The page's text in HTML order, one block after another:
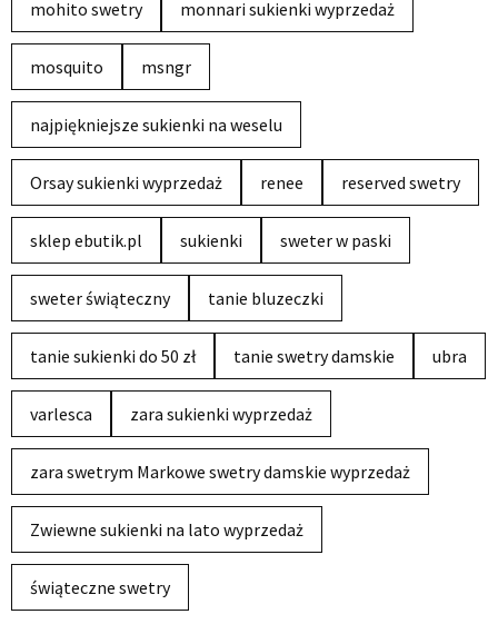
mohito swetry monnari sukienki wyprzedaż
mosquito msngr
najpiękniejsze sukienki na weselu
Orsay sukienki wyprzedaż renee reserved swetry
sklep ebutik.pl sukienki sweter w paski
sweter świąteczny tanie bluzeczki
tanie sukienki do 50 zł tanie swetry damskie ubra
varlesca zara sukienki wyprzedaż
zara swetrym Markowe swetry damskie wyprzedaż
Zwiewne sukienki na lato wyprzedaż
świąteczne swetry